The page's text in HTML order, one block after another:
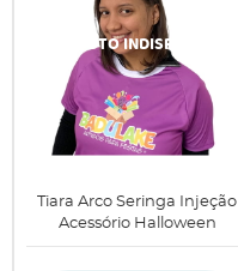
Tiara Arco Seringa Injeção
Acessório Halloween